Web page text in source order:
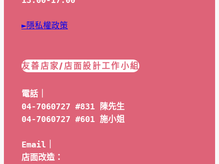
►隱私權政策
友善店家/店面設計工作小組
電話｜
04-7060727 #831 陳先生
04-7060727 #601 施小姐
Email｜
店面改造：